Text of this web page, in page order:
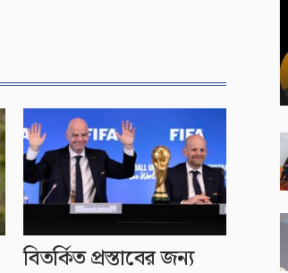
বিতর্কিত প্রস্তাবের জন্য